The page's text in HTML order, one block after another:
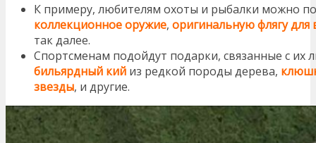
К примеру, любителям охоты и рыбалки можно
коллекционное оружие, оригинальную флягу для
так далее.
Спортсменам подойдут подарки, связанные с
бильярдный кий из редкой породы дерева,
звезды, и другие.